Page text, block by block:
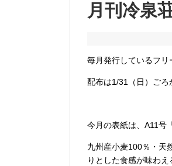
月刊冷泉
毎月発行しているフリ
配布は1/31（日）ごろ
今月の表紙は、A11号
九州産小麦100％・天
りとした食感が味わえ